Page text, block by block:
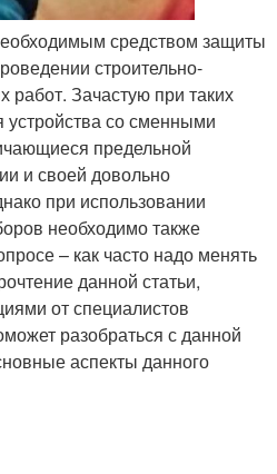
средством защиты
строительно-
Зачастую при таких
со сменными
предельной
и своей довольно
при использовании
необходимо также
– как часто надо менять
данной статьи,
от специалистов
разобраться с данной
аспекты данного